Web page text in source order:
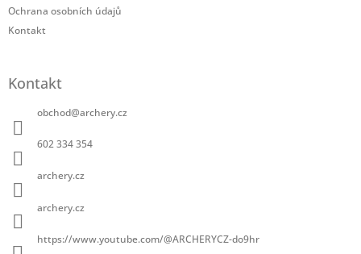
Ochrana osobních údajů
Kontakt
Kontakt
obchod@archery.cz
602 334 354
archery.cz
archery.cz
https://www.youtube.com/@ARCHERYCZ-do9hr